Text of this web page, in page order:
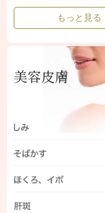
もっと見る
美容皮膚